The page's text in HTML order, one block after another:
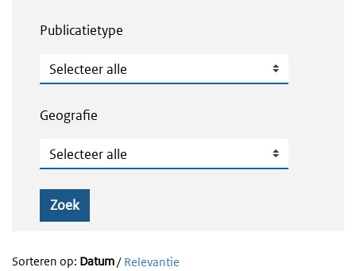
Publicatietype
Publicatietype
Geografie
Geografie
Zoek
Sorteren op: Datum/ Relevantie